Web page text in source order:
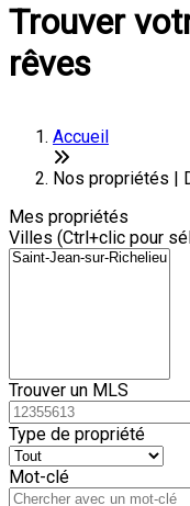
Trouver
rêves
Accueil
Nos propriétés |
Mes propriétés
Villes (Ctrl+clic pour
Trouver un MLS
Type de propriété
Mot-clé